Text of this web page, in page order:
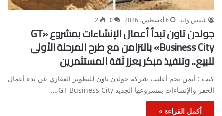
شمس وليد 6 أغسطس، 2026 0
2
جولدن تاون تبدأ أعمال الإنشاءات بمشروع «GT
Business City» بالتزامن مع طرح المرحلة الأولى
للبيع.. وتنفيذ مبكر يعزز ثقة المستثمرين
كتب : أيمن نجم أعلنت شركة جولدن تاون للتطوير العقاري عن بدء أعمال
الحفر والإنشاءات بمشروعها الجديد GT Business City،…
أكمل القراءة »